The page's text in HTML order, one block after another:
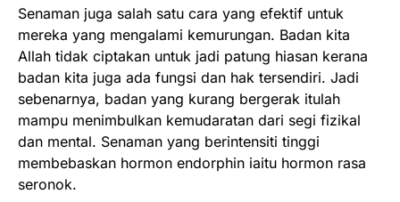
Senaman juga salah satu cara yang efektif untuk
mereka yang mengalami kemurungan. Badan kita
Allah tidak ciptakan untuk jadi patung hiasan kerana
badan kita juga ada fungsi dan hak tersendiri. Jadi
sebenarnya, badan yang kurang bergerak itulah
mampu menimbulkan kemudaratan dari segi fizikal
dan mental. Senaman yang berintensiti tinggi
membebaskan hormon endorphin iaitu hormon rasa
seronok.